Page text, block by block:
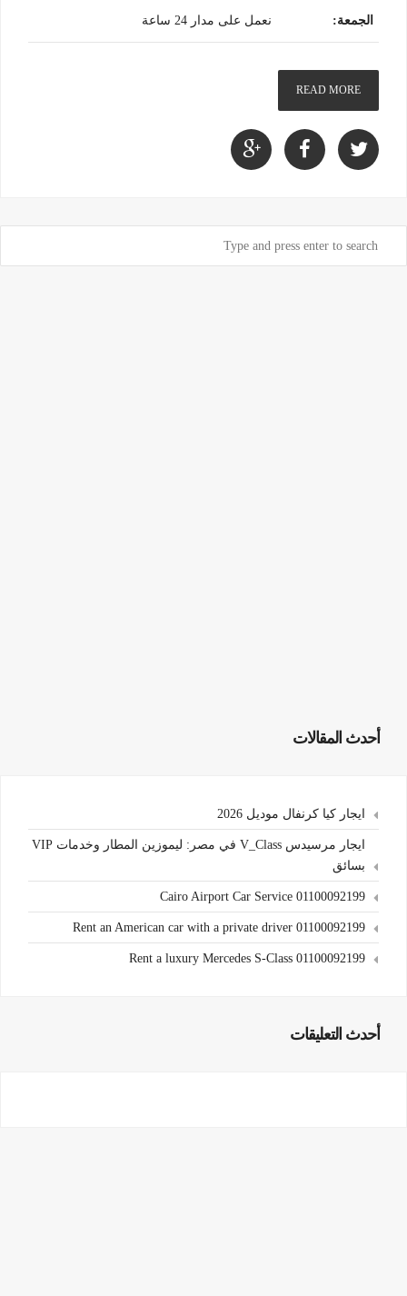
الجمعة: نعمل على مدار 24 ساعة
READ MORE
أحدث المقالات
ايجار كيا كرنفال موديل 2026
ايجار مرسيدس V_Class في مصر: ليموزين المطار وخدمات VIP
بسائق
Cairo Airport Car Service 01100092199
Rent an American car with a private driver 01100092199
Rent a luxury Mercedes S-Class 01100092199
أحدث التعليقات